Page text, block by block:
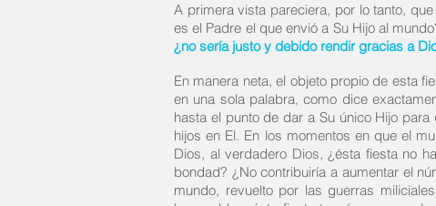
A primera vista pareciera, por lo tanto,
es el Padre el que envió a Su Hijo al
¿no sería justo y debido rendir gracias a
En manera neta, el objeto propio de esta
en una sola palabra, como dice
hasta el punto de dar a Su único Hijo
hijos en El. En los momentos en que el
Dios, al verdadero Dios, ¿ésta fiesta no
bondad? ¿No contribuiría a aumentar el
mundo, revuelto por las guerras